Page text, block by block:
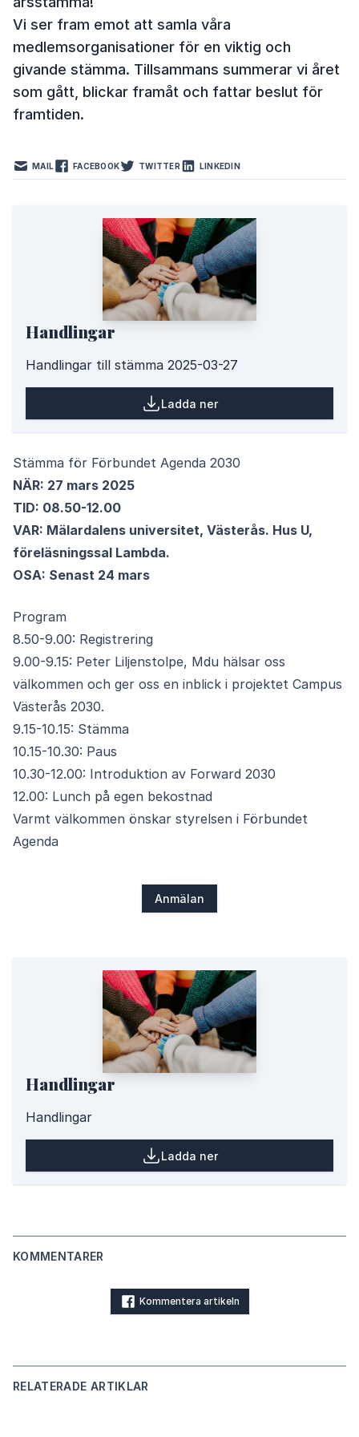
Vi ser fram emot att samla våra
medlemsorganisationer för en viktig och
givande stämma. Tillsammans summerar vi året
som gått, blickar framåt och fattar beslut för
framtiden.
MAIL FACEBOOK TWITTER LINKEDIN
Handlingar
Handlingar till stämma 2025-03-27
Ladda ner
Stämma för Förbundet Agenda 2030
NÄR: 27 mars 2025
TID: 08.50-12.00
VAR: Mälardalens universitet, Västerås. Hus U,
föreläsningssal Lambda.
OSA: Senast 24 mars
Program
8.50-9.00: Registrering
9.00-9.15: Peter Liljenstolpe, Mdu hälsar oss
välkommen och ger oss en inblick i projektet Campus
Västerås 2030.
9.15-10.15: Stämma
10.15-10.30: Paus
10.30-12.00: Introduktion av Forward 2030
12.00: Lunch på egen bekostnad
Varmt välkommen önskar styrelsen i Förbundet
Agenda
Anmälan
Handlingar
Handlingar
Ladda ner
KOMMENTARER
Kommentera artikeln
RELATERADE ARTIKLAR